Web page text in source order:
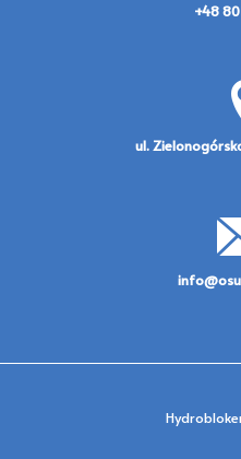
+48
ul.